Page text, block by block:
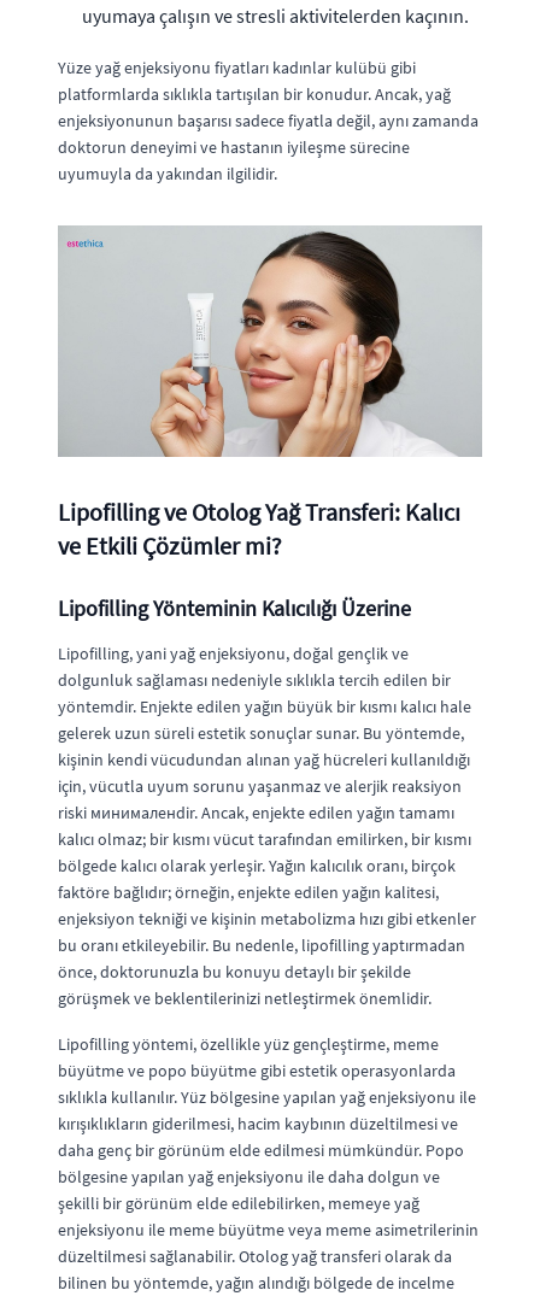
uyumaya çalışın ve stresli aktivitelerden kaçının.
Yüze yağ enjeksiyonu fiyatları kadınlar kulübü gibi
platformlarda sıklıkla tartışılan bir konudur. Ancak, yağ
enjeksiyonunun başarısı sadece fiyatla değil, aynı zamanda
doktorun deneyimi ve hastanın iyileşme sürecine
uyumuyla da yakından ilgilidir.
Lipofilling ve Otolog Yağ Transferi: Kalıcı
ve Etkili Çözümler mi?
Lipofilling Yönteminin Kalıcılığı Üzerine
Lipofilling, yani yağ enjeksiyonu, doğal gençlik ve
dolgunluk sağlaması nedeniyle sıklıkla tercih edilen bir
yöntemdir. Enjekte edilen yağın büyük bir kısmı kalıcı hale
gelerek uzun süreli estetik sonuçlar sunar. Bu yöntemde,
kişinin kendi vücudundan alınan yağ hücreleri kullanıldığı
için, vücutla uyum sorunu yaşanmaz ve alerjik reaksiyon
riski минималенdir. Ancak, enjekte edilen yağın tamamı
kalıcı olmaz; bir kısmı vücut tarafından emilirken, bir kısmı
bölgede kalıcı olarak yerleşir. Yağın kalıcılık oranı, birçok
faktöre bağlıdır; örneğin, enjekte edilen yağın kalitesi,
enjeksiyon tekniği ve kişinin metabolizma hızı gibi etkenler
bu oranı etkileyebilir. Bu nedenle, lipofilling yaptırmadan
önce, doktorunuzla bu konuyu detaylı bir şekilde
görüşmek ve beklentilerinizi netleştirmek önemlidir.
Lipofilling yöntemi, özellikle yüz gençleştirme, meme
büyütme ve popo büyütme gibi estetik operasyonlarda
sıklıkla kullanılır. Yüz bölgesine yapılan yağ enjeksiyonu ile
kırışıklıkların giderilmesi, hacim kaybının düzeltilmesi ve
daha genç bir görünüm elde edilmesi mümkündür. Popo
bölgesine yapılan yağ enjeksiyonu ile daha dolgun ve
şekilli bir görünüm elde edilebilirken, memeye yağ
enjeksiyonu ile meme büyütme veya meme asimetrilerinin
düzeltilmesi sağlanabilir. Otolog yağ transferi olarak da
bilinen bu yöntemde, yağın alındığı bölgede de incelme